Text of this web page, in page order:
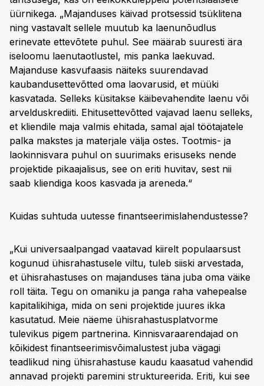
üürnikega. „Majanduses käivad protsessid tsüklitena
ning vastavalt sellele muutub ka laenunõudlus
erinevate ettevõtete puhul. See määrab suuresti ära
iseloomu laenutaotlustel, mis panka laekuvad.
Majanduse kasvufaasis näiteks suurendavad
kaubandusettevõtted oma laovarusid, et müüki
kasvatada. Selleks küsitakse käibevahendite laenu või
arvelduskrediiti. Ehitusettevõtted vajavad laenu selleks,
et kliendile maja valmis ehitada, samal ajal töötajatele
palka makstes ja materjale välja ostes. Tootmis- ja
laokinnisvara puhul on suurimaks erisuseks nende
projektide pikaajalisus, see on eriti huvitav, sest nii
saab kliendiga koos kasvada ja areneda.“
Kuidas suhtuda uutesse finantseerimislahendustesse?
„Kui universaalpangad vaatavad kiirelt populaarsust
kogunud ühisrahastusele viltu, tuleb siiski arvestada,
et ühisrahastuses on majanduses täna juba oma väike
roll täita. Tegu on omaniku ja panga raha vahepealse
kapitalikihiga, mida on seni projektide juures ikka
kasutatud. Meie näeme ühisrahastusplatvorme
tulevikus pigem partnerina. Kinnisvaraarendajad on
kõikidest finantseerimisvõimalustest juba vägagi
teadlikud ning ühisrahastuse kaudu kaasatud vahendid
annavad projekti paremini struktureerida. Eriti, kui see